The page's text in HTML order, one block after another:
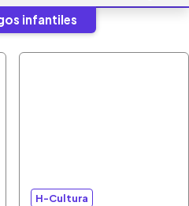
infantiles
H-Cultura